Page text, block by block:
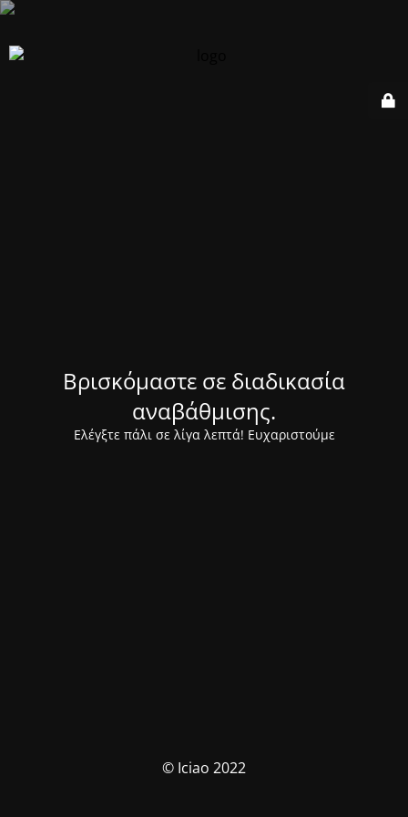
Βρισκόμαστε σε διαδικασία
αναβάθμισης.
Ελέγξτε πάλι σε λίγα λεπτά! Ευχαριστούμε
© Iciao 2022